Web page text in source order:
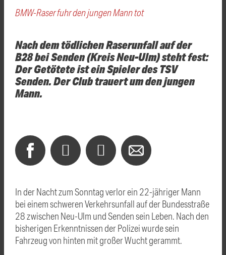
BMW-Raser fuhr den jungen Mann tot
Nach dem tödlichen Raserunfall auf der
B28 bei Senden (Kreis Neu-Ulm) steht fest:
Der Getötete ist ein Spieler des TSV
Senden. Der Club trauert um den jungen
Mann.
In der Nacht zum Sonntag verlor ein 22-jähriger Mann
bei einem schweren Verkehrsunfall auf der Bundesstraße
28 zwischen Neu-Ulm und Senden sein Leben. Nach den
bisherigen Erkenntnissen der Polizei wurde sein
Fahrzeug von hinten mit großer Wucht gerammt.